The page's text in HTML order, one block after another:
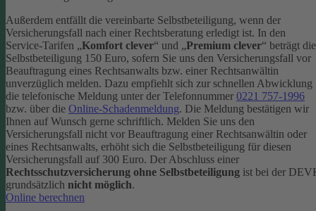
Außerdem entfällt die vereinbarte Selbstbeteiligung, wenn der
Versicherungsfall nach einer Rechtsberatung erledigt ist. In den
Service-Tarifen „Komfort clever“ und „Premium clever“ beträgt die
Selbstbeteiligung 150 Euro, sofern Sie uns den Versicherungsfall vor
Beauftragung eines Rechtsanwalts bzw. einer Rechtsanwältin
unverzüglich melden. Dazu empfiehlt sich zur schnellen Abwicklung
die telefonische Meldung unter der Telefonnummer 0221 757-1996
bzw. über die Online-Schadenmeldung. Die Meldung bestätigen wir
Ihnen auf Wunsch gerne schriftlich. Melden Sie uns den
Versicherungsfall nicht vor Beauftragung einer Rechtsanwältin oder
eines Rechtsanwalts, erhöht sich die Selbstbeteiligung für diesen
Versicherungsfall auf 300 Euro. Der Abschluss einer
Rechtsschutzversicherung ohne Selbstbeteiligung ist bei der
grundsätzlich nicht möglich.
Online berechnen